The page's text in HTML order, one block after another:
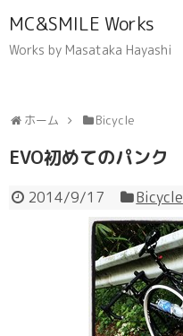
MC&SMILE Works
Works by Masataka Hayashi
ホーム Bicycle
EVO初めてのパンク
2014/9/17 Bicycle